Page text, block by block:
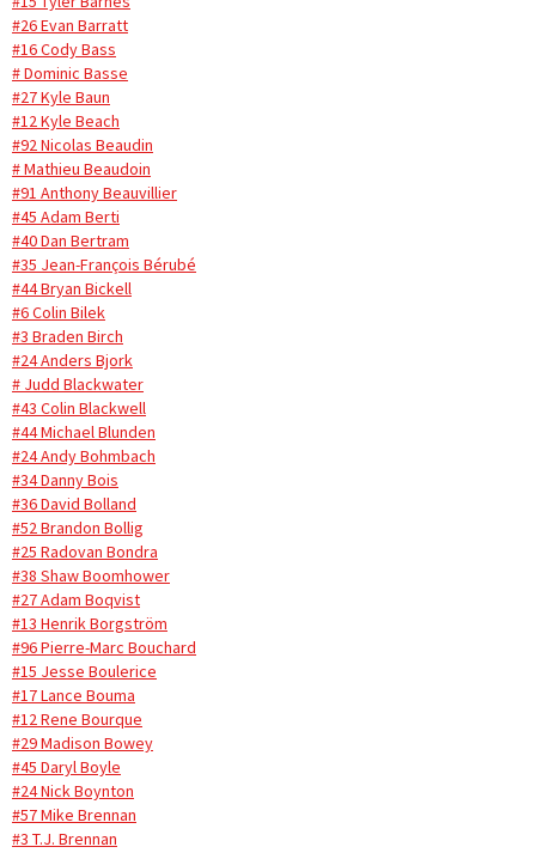
#26 Evan Barratt
#16 Cody Bass
# Dominic Basse
#27 Kyle Baun
#12 Kyle Beach
#92 Nicolas Beaudin
# Mathieu Beaudoin
#91 Anthony Beauvillier
#45 Adam Berti
#40 Dan Bertram
#35 Jean-François Bérubé
#44 Bryan Bickell
#6 Colin Bilek
#3 Braden Birch
#24 Anders Bjork
# Judd Blackwater
#43 Colin Blackwell
#44 Michael Blunden
#24 Andy Bohmbach
#34 Danny Bois
#36 David Bolland
#52 Brandon Bollig
#25 Radovan Bondra
#38 Shaw Boomhower
#27 Adam Boqvist
#13 Henrik Borgström
#96 Pierre-Marc Bouchard
#15 Jesse Boulerice
#17 Lance Bouma
#12 Rene Bourque
#29 Madison Bowey
#45 Daryl Boyle
#24 Nick Boynton
#57 Mike Brennan
#3 T.J. Brennan